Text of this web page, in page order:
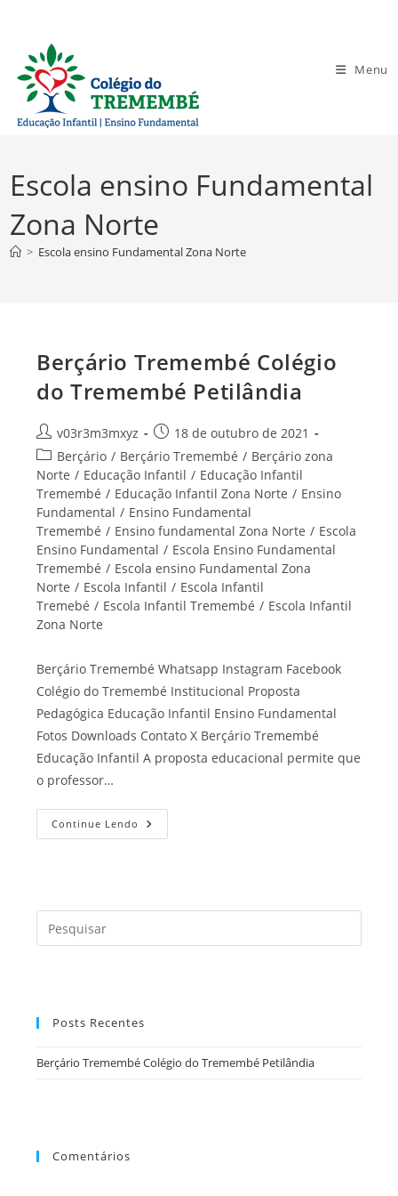
conteúdo
Menu
Escola ensino Fundamental
Zona Norte
> Escola ensino Fundamental Zona Norte
Berçário Tremembé Colégio
do Tremembé Petilândia
Autor
do
post:
v03r3m3mxyz
Post
publicado:
18 de outubro de 2021
Categoria
do
post:
Berçário / Berçário Tremembé / Berçário zona
Norte / Educação Infantil / Educação Infantil
Tremembé / Educação Infantil Zona Norte / Ensino
Fundamental / Ensino Fundamental
Tremembé / Ensino fundamental Zona Norte / Escola
Ensino Fundamental / Escola Ensino Fundamental
Tremembé / Escola ensino Fundamental Zona
Norte / Escola Infantil / Escola Infantil
Tremebé / Escola Infantil Tremembé / Escola Infantil
Zona Norte
Berçário Tremembé Whatsapp Instagram Facebook
Colégio do Tremembé Institucional Proposta
Pedagógica Educação Infantil Ensino Fundamental
Fotos Downloads Contato X Berçário Tremembé
Educação Infantil A proposta educacional permite que
o professor…
Continue Lendo Berçário
Tremembé
a
Posts Recentes
Berçário Tremembé Colégio do Tremembé Petilândia
Comentários